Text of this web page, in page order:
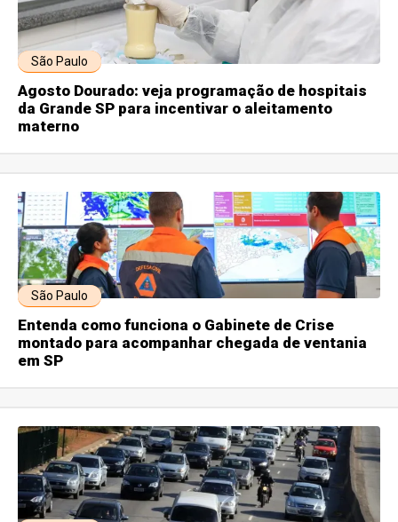
São Paulo
Agosto Dourado: veja programação de hospitais
da Grande SP para incentivar o aleitamento
materno
São Paulo
Entenda como funciona o Gabinete de Crise
montado para acompanhar chegada de ventania
em SP